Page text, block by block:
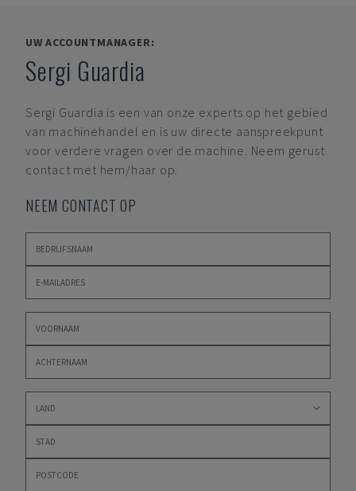
UW ACCOUNTMANAGER:
Sergi Guardia
Sergi Guardia is een van onze experts op het gebied
van machinehandel en is uw directe aanspreekpunt
voor verdere vragen over de machine. Neem gerust
contact met hem/haar op.
NEEM CONTACT OP